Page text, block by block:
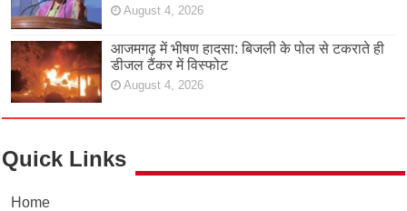
August 4, 2026
आजमगढ़ में भीषण हादसा: बिजली के पोल से टकराते ही
डीजल टैंकर में विस्फोट
August 4, 2026
Quick Links
Home